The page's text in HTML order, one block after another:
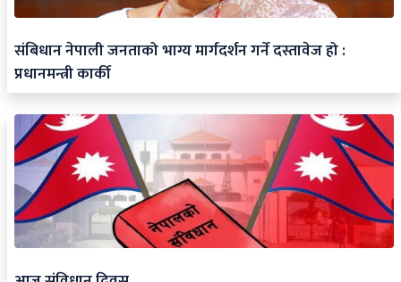
संबिधान नेपाली जनताको भाग्य मार्गदर्शन गर्ने दस्तावेज हो :
प्रधानमन्त्री कार्की